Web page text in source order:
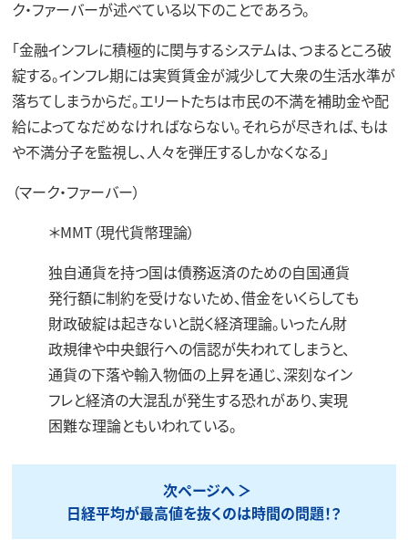
ク・ファーバーが述べている以下のことであろう。
「金融インフレに積極的に関与するシステムは、つまるところ破
綻する。インフレ期には実質賃金が減少して大衆の生活水準が
落ちてしまうからだ。エリートたちは市民の不満を補助金や配
給によってなだめなければならない。それらが尽きれば、もは
や不満分子を監視し、人々を弾圧するしかなくなる」
（マーク・ファーバー）
＊MMT（現代貨幣理論）
独自通貨を持つ国は債務返済のための自国通貨
発行額に制約を受けないため、借金をいくらしても
財政破綻は起きないと説く経済理論。いったん財
政規律や中央銀行への信認が失われてしまうと、
通貨の下落や輸入物価の上昇を通じ、深刻なイン
フレと経済の大混乱が発生する恐れがあり、実現
困難な理論ともいわれている。
次ページへ
日経平均が最高値を抜くのは時間の問題！？